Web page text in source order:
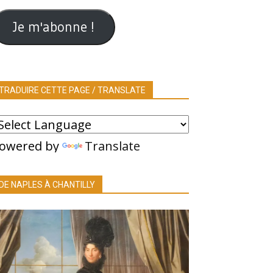
Je m'abonne !
CETTE PAGE / TRANSLATE
by Translate
NAPLES À CHANTILLY